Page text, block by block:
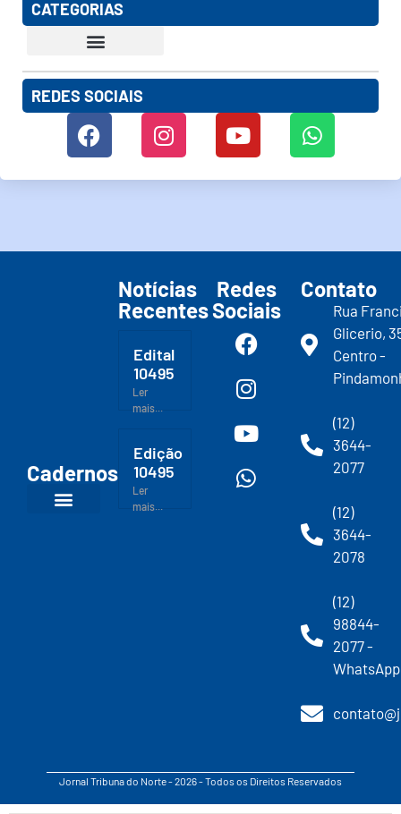
CATEGORIAS
REDES SOCIAIS
Cadernos
Notícias
Recentes
Edital
10495
Ler
mais...
Edição
10495
Ler
mais...
Redes
Sociais
Contato
Rua
Glicerio,
Centro -
(12)
3644-
2077
(12)
3644-
2078
(12)
98844-
2077 -
WhatsApp
Jornal Tribuna do Norte - 2026 - Todos os Direitos Reservados